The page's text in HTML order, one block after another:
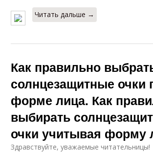
Читать дальше →
Как правильно
солнцезащитные очки
форме лица. Как
выбирать
очки учитывая форму
Здравствуйте, уважаемые читательницы!